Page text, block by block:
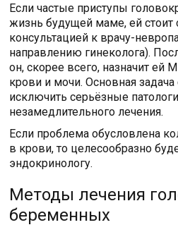
Если частые приступы
жизнь будущей маме, ей стоит
консультацией к врачу-
направлению гинеколога).
он, скорее всего, назначит ей
крови и мочи. Основная задача
исключить серьёзные
незамедлительного лечения.
Если проблема обусловлена
в крови, то целесообразно
эндокринологу.
Методы лечения
беременных